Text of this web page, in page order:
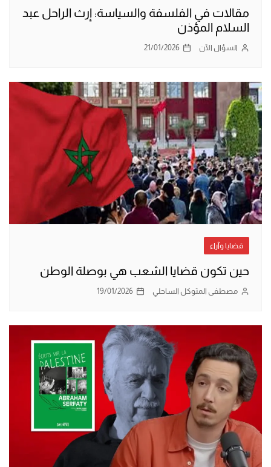
مقالات في الفلسفة والسياسة: إرث الراحل عبد
السلام المؤذن
السؤال الآن 21/01/2026
قضايا وآراء
حين تكون قضايا الشعب هي بوصلة الوطن
مصطفى المتوكل الساحلي 19/01/2026